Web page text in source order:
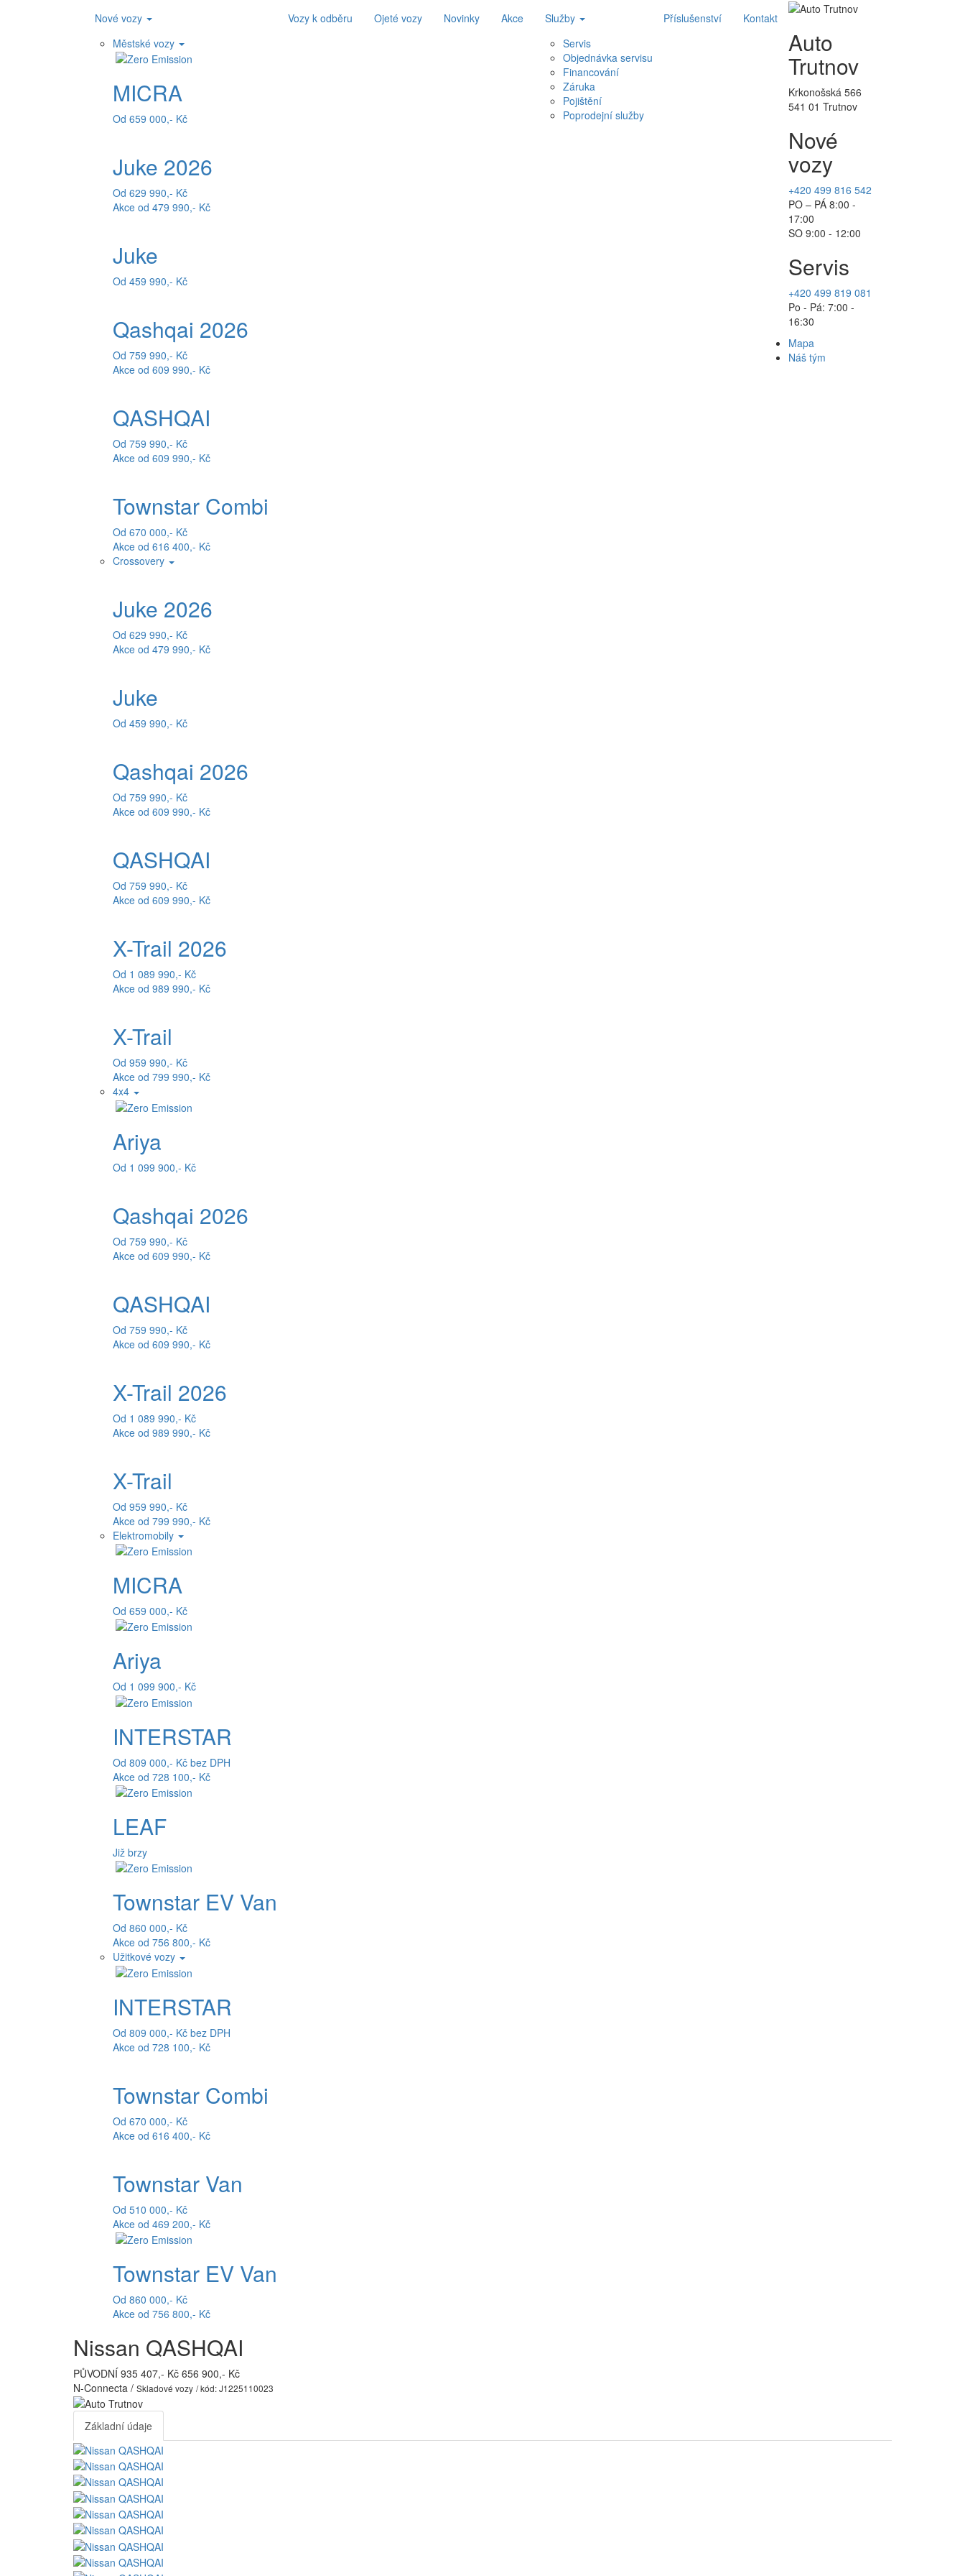
Nové vozy
Městské vozy
MICRA
Od 659 000,- Kč
Juke 2026
Od 629 990,- Kč
Akce od 479 990,- Kč
Juke
Od 459 990,- Kč
Qashqai 2026
Od 759 990,- Kč
Akce od 609 990,- Kč
QASHQAI
Od 759 990,- Kč
Akce od 609 990,- Kč
Townstar Combi
Od 670 000,- Kč
Akce od 616 400,- Kč
Crossovery
Juke 2026
Od 629 990,- Kč
Akce od 479 990,- Kč
Juke
Od 459 990,- Kč
Qashqai 2026
Od 759 990,- Kč
Akce od 609 990,- Kč
QASHQAI
Od 759 990,- Kč
Akce od 609 990,- Kč
X-Trail 2026
Od 1 089 990,- Kč
Akce od 989 990,- Kč
X-Trail
Od 959 990,- Kč
Akce od 799 990,- Kč
4x4
Ariya
Od 1 099 900,- Kč
Qashqai 2026
Od 759 990,- Kč
Akce od 609 990,- Kč
QASHQAI
Od 759 990,- Kč
Akce od 609 990,- Kč
X-Trail 2026
Od 1 089 990,- Kč
Akce od 989 990,- Kč
X-Trail
Od 959 990,- Kč
Akce od 799 990,- Kč
Elektromobily
MICRA
Od 659 000,- Kč
Ariya
Od 1 099 900,- Kč
INTERSTAR
Od 809 000,- Kč bez DPH
Akce od 728 100,- Kč
LEAF
Již brzy
Townstar EV Van
Od 860 000,- Kč
Akce od 756 800,- Kč
Užitkové vozy
INTERSTAR
Od 809 000,- Kč bez DPH
Akce od 728 100,- Kč
Townstar Combi
Od 670 000,- Kč
Akce od 616 400,- Kč
Townstar Van
Od 510 000,- Kč
Akce od 469 200,- Kč
Townstar EV Van
Od 860 000,- Kč
Akce od 756 800,- Kč
Vozy k odběru Ojeté vozy Novinky Akce
Služby
Servis
Objednávka servisu
Financování
Záruka
Pojištění
Poprodejní služby
Příslušenství Kontakt
Auto
Trutnov
Krkonošská 566
541 01 Trutnov
Nové
vozy
+420 499 816 542
PO – PÁ 8:00 -
17:00
SO 9:00 - 12:00
Servis
+420 499 819 081
Po - Pá: 7:00 -
16:30
Mapa
Náš tým
Nissan QASHQAI
PŮVODNÍ 935 407,- Kč 656 900,- Kč
N-Connecta / Skladové vozy / kód: J1225110023
Základní údaje